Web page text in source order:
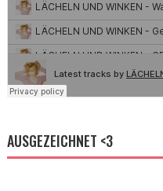
AUSGEZEICHNET <3